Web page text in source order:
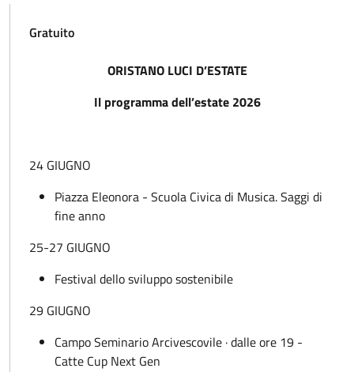
Gratuito
ORISTANO LUCI D’ESTATE
Il programma dell’estate 2026
24 GIUGNO
Piazza Eleonora - Scuola Civica di Musica. Saggi di
fine anno
25-27 GIUGNO
Festival dello sviluppo sostenibile
29 GIUGNO
Campo Seminario Arcivescovile · dalle ore 19 -
Catte Cup Next Gen